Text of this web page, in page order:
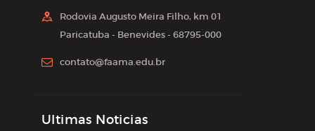
Rodovia Augusto Meira Filho, km 01
Paricatuba - Benevides - 68795-000
contato@faama.edu.br
Ultimas Noticias